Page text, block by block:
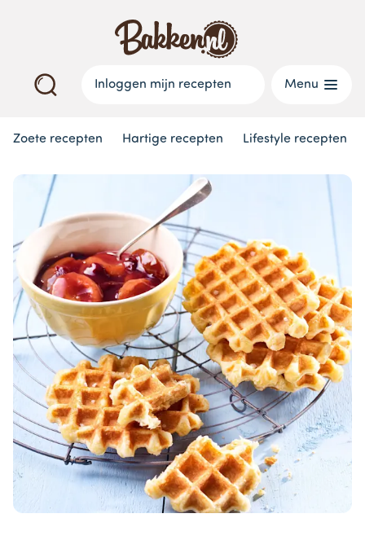
Inloggen mijn recepten Menu
Zoete recepten Hartige recepten Lifestyle recepten